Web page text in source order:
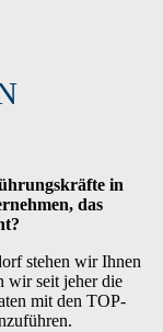
in
das
stehen wir Ihnen
wir seit jeher die
mit den TOP-